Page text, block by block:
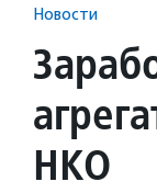
Новости
НКО